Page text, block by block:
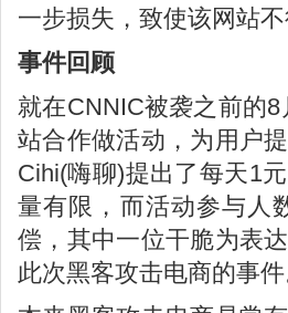
一步损失，致使该网站
事件回顾
就在CNNIC被袭之前的
站合作做活动，为用户
Cihi(嗨聊)提出了每天1
量有限，而活动参与人
偿，其中一位干脆为表
此次黑客攻击电商的事件